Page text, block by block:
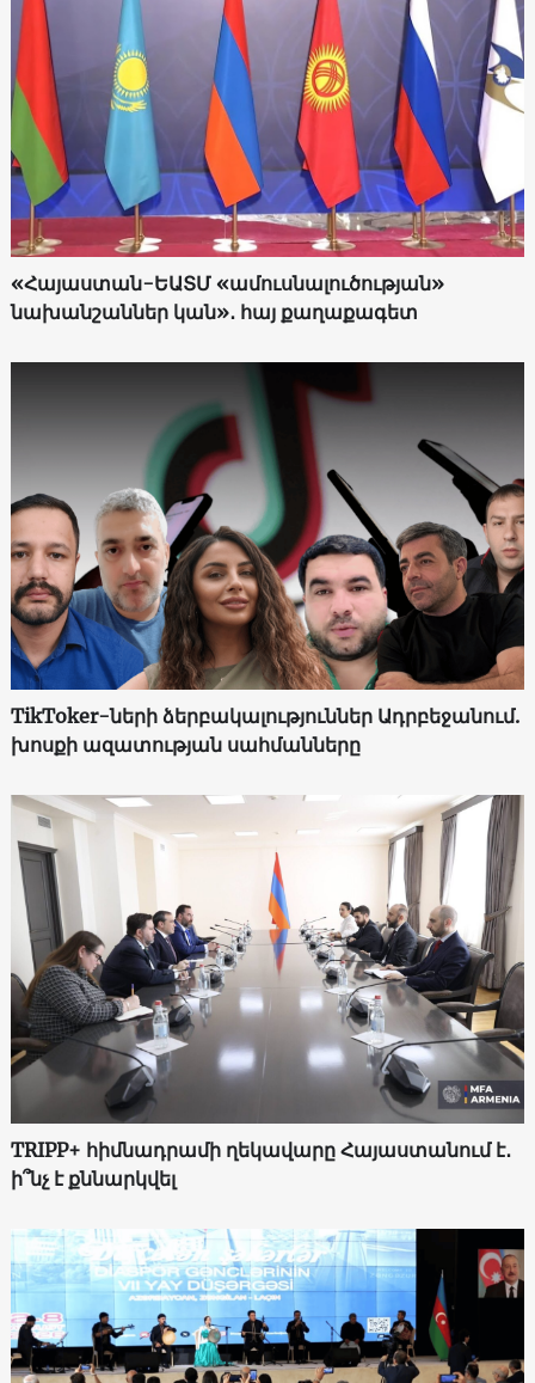
«Հայաստան-ԵԱՏՄ «ամուսնալուծության»
նախանշաններ կան»․ հայ քաղաքագետ
TikToker-ների ձերբակալություններ Ադրբեջանում.
խոսքի ազատության սահմանները
TRIPP+ հիմնադրամի ղեկավարը Հայաստանում է․
ի՞նչ է քննարկվել